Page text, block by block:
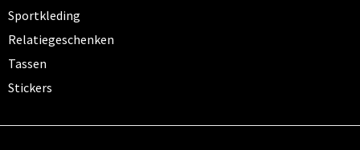
Sportkleding
Relatiegeschenken
Tassen
Stickers